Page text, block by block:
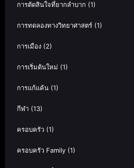
การตัดสินใจที่ยากลำบาก (1)
การทดลองทางวิทยาศาสตร์ (1)
การเมือง (2)
การเริ่มต้นใหม่ (1)
การแก้แค้น (1)
กีฬา (13)
ครอบครัว (1)
ครอบครัว Family (1)